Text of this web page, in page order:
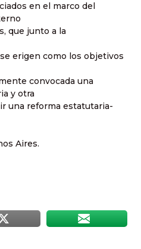
en el marco del
que junto a la
erigen como los objetivos
convocada una
y otra
una reforma estatutaria-
Aires.